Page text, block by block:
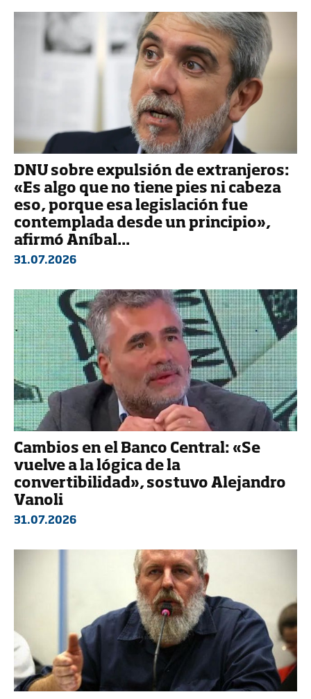
DNU sobre expulsión de extranjeros:
«Es algo que no tiene pies ni cabeza
eso, porque esa legislación fue
contemplada desde un principio»,
afirmó Aníbal...
31.07.2026
Cambios en el Banco Central: «Se
vuelve a la lógica de la
convertibilidad», sostuvo Alejandro
Vanoli
31.07.2026